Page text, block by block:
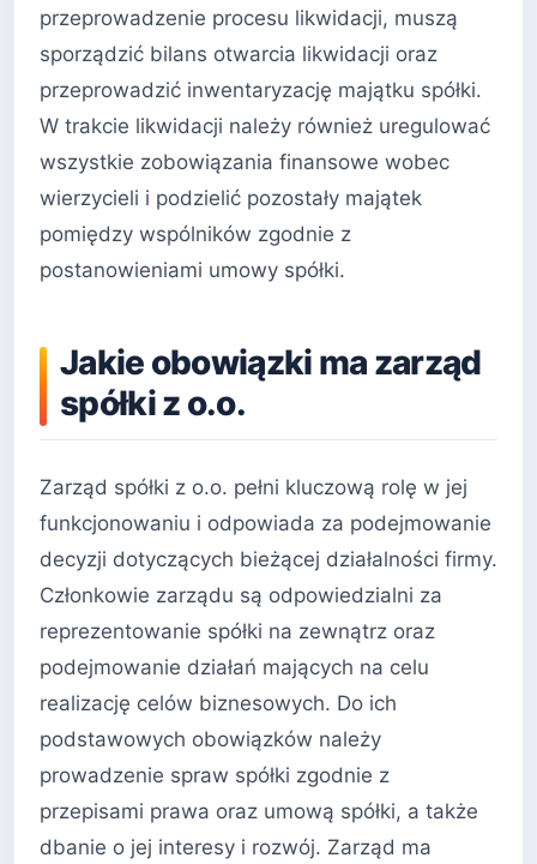
przeprowadzenie procesu likwidacji, muszą
sporządzić bilans otwarcia likwidacji oraz
przeprowadzić inwentaryzację majątku spółki.
W trakcie likwidacji należy również uregulować
wszystkie zobowiązania finansowe wobec
wierzycieli i podzielić pozostały majątek
pomiędzy wspólników zgodnie z
postanowieniami umowy spółki.
Jakie obowiązki ma zarząd
spółki z o.o.
Zarząd spółki z o.o. pełni kluczową rolę w jej
funkcjonowaniu i odpowiada za podejmowanie
decyzji dotyczących bieżącej działalności firmy.
Członkowie zarządu są odpowiedzialni za
reprezentowanie spółki na zewnątrz oraz
podejmowanie działań mających na celu
realizację celów biznesowych. Do ich
podstawowych obowiązków należy
prowadzenie spraw spółki zgodnie z
przepisami prawa oraz umową spółki, a także
dbanie o jej interesy i rozwój. Zarząd ma